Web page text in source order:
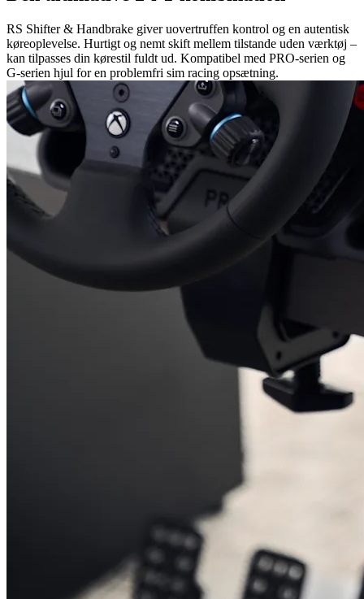
RS Shifter & Handbrake giver uovertruffen kontrol og en autentisk
køreoplevelse. Hurtigt og nemt skift mellem tilstande uden værktøj –
kan tilpasses din kørestil fuldt ud. Kompatibel med PRO-serien og
G-serien hjul for en problemfri sim racing opsætning.